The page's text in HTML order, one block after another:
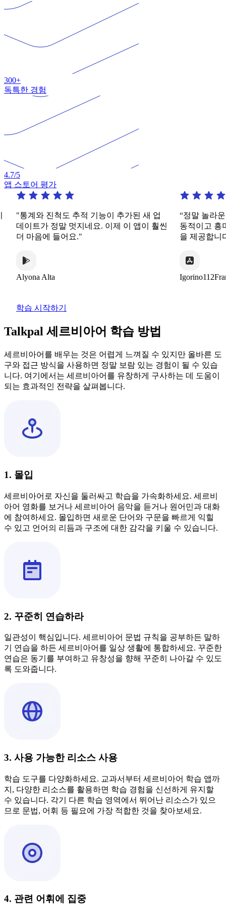
300+
독특한 경험
4.7/5
앱 스토어 평가
"통계와 진척도 추적 기능이 추가된 새 업
데이트가 정말 멋지네요. 이제 이 앱이 훨씬
더 마음에 들어요."
Alyona Alta
“정말 놀라운
동적이고 흥미
을 제공합니다.”
Igorino112France
학습 시작하기
Talkpal 세르비아어 학습 방법
세르비아어를 배우는 것은 어렵게 느껴질 수 있지만 올바른 도
구와 접근 방식을 사용하면 정말 보람 있는 경험이 될 수 있습
니다. 여기에서는 세르비아어를 유창하게 구사하는 데 도움이
되는 효과적인 전략을 살펴봅니다.
1. 몰입
세르비아어로 자신을 둘러싸고 학습을 가속화하세요. 세르비
아어 영화를 보거나 세르비아어 음악을 듣거나 원어민과 대화
에 참여하세요. 몰입하면 새로운 단어와 구문을 빠르게 익힐
수 있고 언어의 리듬과 구조에 대한 감각을 키울 수 있습니다.
2. 꾸준히 연습하라
일관성이 핵심입니다. 세르비아어 문법 규칙을 공부하든 말하
기 연습을 하든 세르비아어를 일상 생활에 통합하세요. 꾸준한
연습은 동기를 부여하고 유창성을 향해 꾸준히 나아갈 수 있도
록 도와줍니다.
3. 사용 가능한 리소스 사용
학습 도구를 다양화하세요. 교과서부터 세르비아어 학습 앱까
지, 다양한 리소스를 활용하면 학습 경험을 신선하게 유지할
수 있습니다. 각기 다른 학습 영역에서 뛰어난 리소스가 있으
므로 문법, 어휘 등 필요에 가장 적합한 것을 찾아보세요.
4. 관련 어휘에 집중